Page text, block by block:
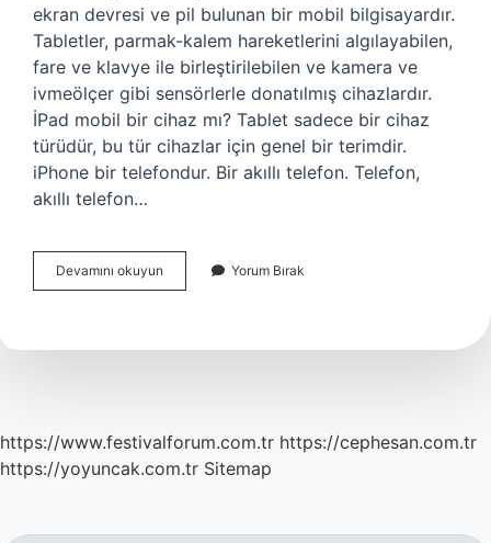
ekran devresi ve pil bulunan bir mobil bilgisayardır.
Tabletler, parmak-kalem hareketlerini algılayabilen,
fare ve klavye ile birleştirilebilen ve kamera ve
ivmeölçer gibi sensörlerle donatılmış cihazlardır.
İPad mobil bir cihaz mı? Tablet sadece bir cihaz
türüdür, bu tür cihazlar için genel bir terimdir.
iPhone bir telefondur. Bir akıllı telefon. Telefon,
akıllı telefon…
Devamını okuyun
Cihaz
Yorum Bırak
https://www.festivalforum.com.tr https://cephesan.com.tr
https://yoyuncak.com.tr Sitemap